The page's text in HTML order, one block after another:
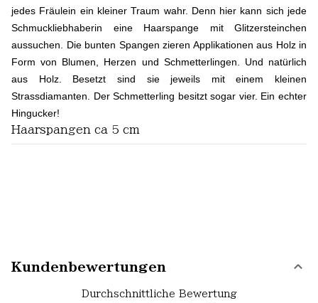
jedes Fräulein ein kleiner Traum wahr. Denn hier kann sich jede
Schmuckliebhaberin eine Haarspange mit Glitzersteinchen
aussuchen. Die bunten Spangen zieren Applikationen aus Holz in
Form von Blumen, Herzen und Schmetterlingen. Und natürlich
aus Holz. Besetzt sind sie jeweils mit einem kleinen
Strassdiamanten. Der Schmetterling besitzt sogar vier. Ein echter
Hingucker!
Haarspangen ca 5 cm
Kundenbewertungen
Durchschnittliche Bewertung